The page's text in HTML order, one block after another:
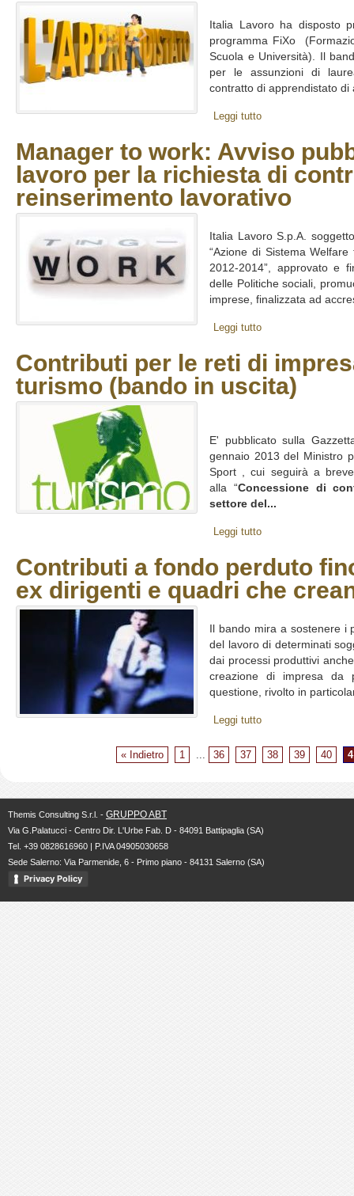
Italia Lavoro ha disposto
programma FiXo
Scuola e Università). Il
per le assunzioni di
contratto di apprendistato di
Leggi tutto
Manager to work: Avviso
lavoro per la richiesta di
reinserimento lavorativo
Italia Lavoro S.p.A.
“Azione di Sistema
2012-2014”, approvato e
delle Politiche sociali,
imprese, finalizzata ad
Leggi tutto
Contributi per le reti di
turismo (bando in uscita)
E' pubblicato sulla
gennaio 2013 del Ministro
Sport , cui seguirà a
alla “Concessione di
settore del...
Leggi tutto
Contributi a fondo perduto
ex dirigenti e quadri che
Il bando mira a sostenere
del lavoro di determinati
dai processi produttivi
creazione di impresa da
questione, rivolto in
Leggi tutto
« Indietro 1 ... 36 37 38 39 40
Themis Consulting S.r.l. - GRUPPO ABT
Via G.Palatucci - Centro Dir. L'Urbe Fab. D - 84091 Battipaglia (SA)
Tel. +39 0828616960 | P.IVA 04905030658
Sede Salerno: Via Parmenide, 6 - Primo piano - 84131 Salerno (SA)
Privacy Policy